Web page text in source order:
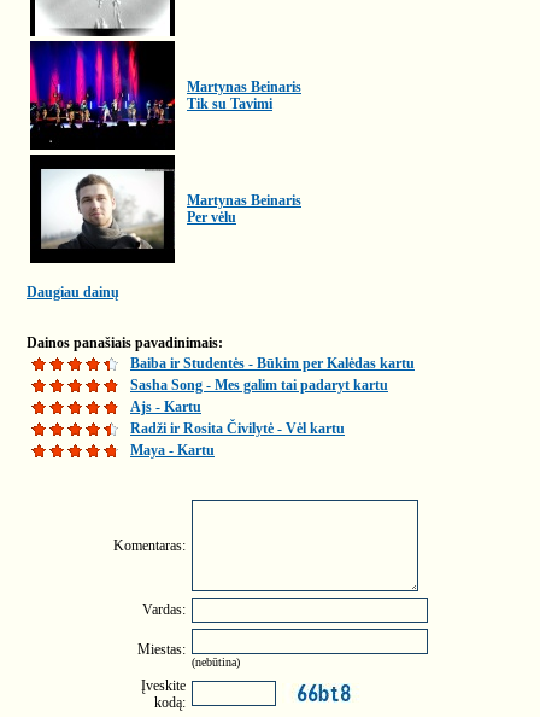
Martynas Beinaris
Tik su Tavimi
Martynas Beinaris
Per vėlu
Daugiau dainų
Dainos panašiais pavadinimais:
Baiba ir Studentės - Būkim per Kalėdas kartu
Sasha Song - Mes galim tai padaryt kartu
Ajs - Kartu
Radži ir Rosita Čivilytė - Vėl kartu
Maya - Kartu
Komentaras:
Vardas:
Miestas:
(nebūtina)
Įveskite
kodą: